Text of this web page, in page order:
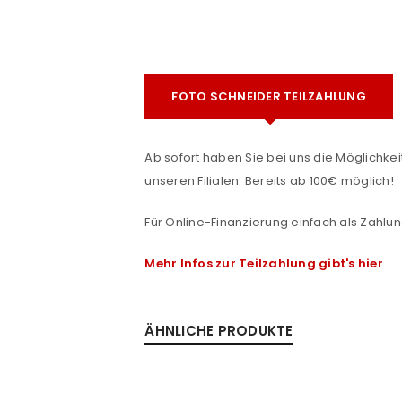
ANMELDEN
FOTO SCHNEIDER TEILZAHLUNG
Ab sofort haben Sie bei uns die
unseren Filialen. Bereits ab 100€ möglich!
Für Online-Finanzierung einfach als
Mehr Infos zur Teilzahlung gibt's hier
ÄHNLICHE PRODUKTE